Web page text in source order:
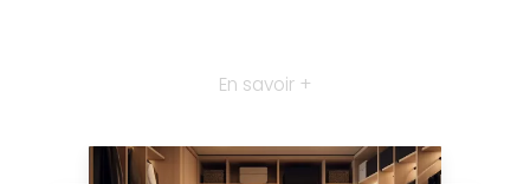
En savoir +